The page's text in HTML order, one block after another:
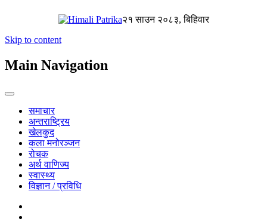
२१ साउन २०८३, बिहिवार
Skip to content
Main Navigation
समाचार
अन्तराष्ट्रिय
खेलकुद
कला मनोरञ्जन
रोचक
अर्थ वाणिज्य
स्वास्थ्य
विज्ञान / प्रविधि